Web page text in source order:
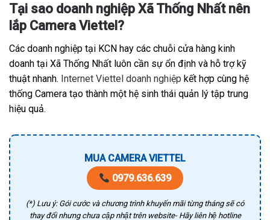
Tại sao doanh nghiệp Xã Thống Nhất nên
lắp Camera Viettel?
Các doanh nghiệp tại KCN hay các chuỗi cửa hàng kinh
doanh tại Xã Thống Nhất luôn cần sự ổn định và hỗ trợ kỹ
thuật nhanh. Internet Viettel doanh nghiệp kết hợp cùng hệ
thống Camera tạo thành một hệ sinh thái quản lý tập trung
hiệu quả.
MUA CAMERA VIETTEL
0979.636.639
(*) Lưu ý: Gói cước và chương trình khuyến mãi từng tháng sẽ có
thay đổi nhưng chưa cập nhật trên website- Hãy liên hệ hotline